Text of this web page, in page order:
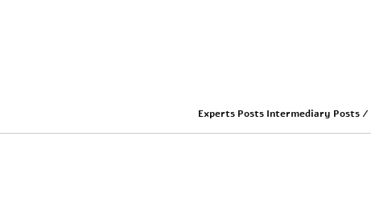
Experts Posts Intermediary Posts/